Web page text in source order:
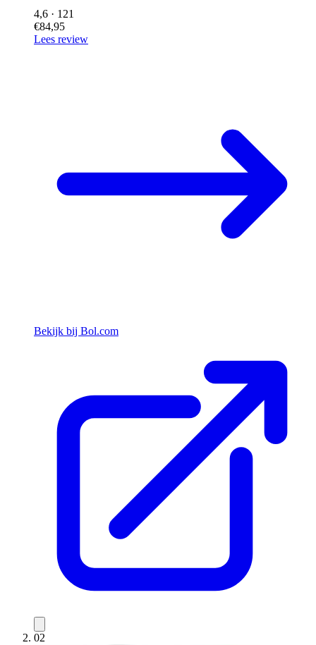
4,6 · 121
€84,95
Lees review
Bekijk bij Bol.com
02